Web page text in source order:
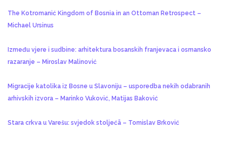
The Kotromanić Kingdom of Bosnia in an Ottoman Retrospect –
Michael Ursinus
Između vjere i sudbine: arhitektura bosanskih franjevaca i osmansko
razaranje – Miroslav Malinović
Migracije katolika iz Bosne u Slavoniju – usporedba nekih odabranih
arhivskih izvora – Marinko Vuković, Matijas Baković
Stara crkva u Varešu: svjedok stoljećā – Tomislav Brković